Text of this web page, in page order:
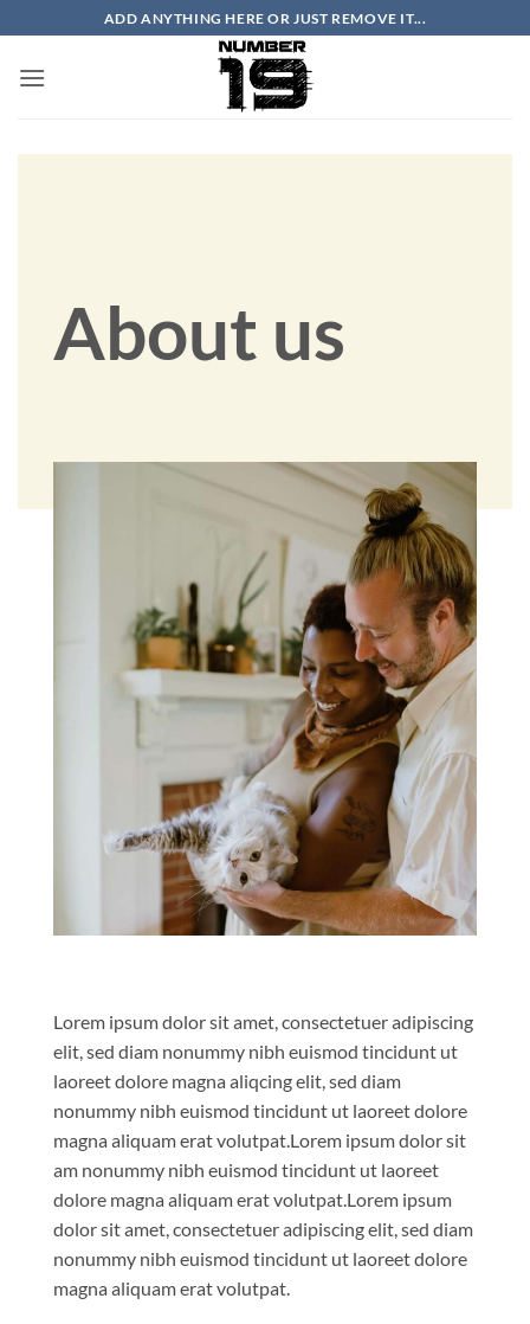
to
content
ADD ANYTHING HERE OR JUST REMOVE IT...
About us
Lorem ipsum dolor sit amet, consectetuer adipiscing
elit, sed diam nonummy nibh euismod tincidunt ut
laoreet dolore magna aliqcing elit, sed diam
nonummy nibh euismod tincidunt ut laoreet dolore
magna aliquam erat volutpat.Lorem ipsum dolor sit
am nonummy nibh euismod tincidunt ut laoreet
dolore magna aliquam erat volutpat.Lorem ipsum
dolor sit amet, consectetuer adipiscing elit, sed diam
nonummy nibh euismod tincidunt ut laoreet dolore
magna aliquam erat volutpat.